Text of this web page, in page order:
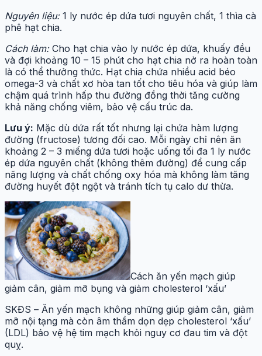
Nguyên liệu:1 ly nước ép dứa tươi nguyên chất, 1 thìa cà
phê hạt chia.
Cách làm:Cho hạt chia vào ly nước ép dứa, khuấy đều
và đợi khoảng 10 – 15 phút cho hạt chia nở ra hoàn toàn
là có thể thưởng thức. Hạt chia chứa nhiều acid béo
omega-3 và chất xơ hòa tan tốt cho tiêu hóa và giúp làm
chậm quá trình hấp thu đường đồng thời tăng cường
khả năng chống viêm, bảo vệ cấu trúc da.
Lưu ý: Mặc dù dứa rất tốt nhưng lại chứa hàm lượng
đường (fructose) tương đối cao. Mỗi ngày chỉ nên ăn
khoảng 2 – 3 miếng dứa tươi hoặc uống tối đa 1 ly nước
ép dứa nguyên chất (không thêm đường) để cung cấp
năng lượng và chất chống oxy hóa mà không làm tăng
đường huyết đột ngột và tránh tích tụ calo dư thừa.
Cách ăn yến mạch giúp
giảm cân, giảm mỡ bụng và giảm cholesterol ‘xấu’
SKĐS – Ăn yến mạch không những giúp giảm cân, giảm
mỡ nội tạng mà còn âm thầm dọn dẹp cholesterol ‘xấu’
(LDL) bảo vệ hệ tim mạch khỏi nguy cơ đau tim và đột
quỵ.